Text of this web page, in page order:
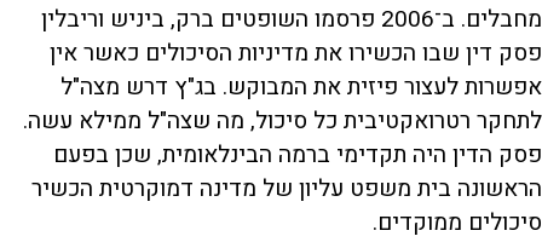
מחבלים. ב־2006 פרסמו השופטים ברק, ביניש וריבלין
פסק דין שבו הכשירו את מדיניות הסיכולים כאשר אין
אפשרות לעצור פיזית את המבוקש. בג"ץ דרש מצה"ל
לתחקר רטרואקטיבית כל סיכול, מה שצה"ל ממילא עשה.
פסק הדין היה תקדימי ברמה הבינלאומית, שכן בפעם
הראשונה בית משפט עליון של מדינה דמוקרטית הכשיר
סיכולים ממוקדים.